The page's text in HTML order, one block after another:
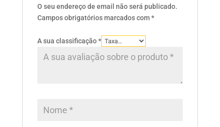
O seu endereço de email não será publicado.
Campos obrigatórios marcados com*
A sua classificação*